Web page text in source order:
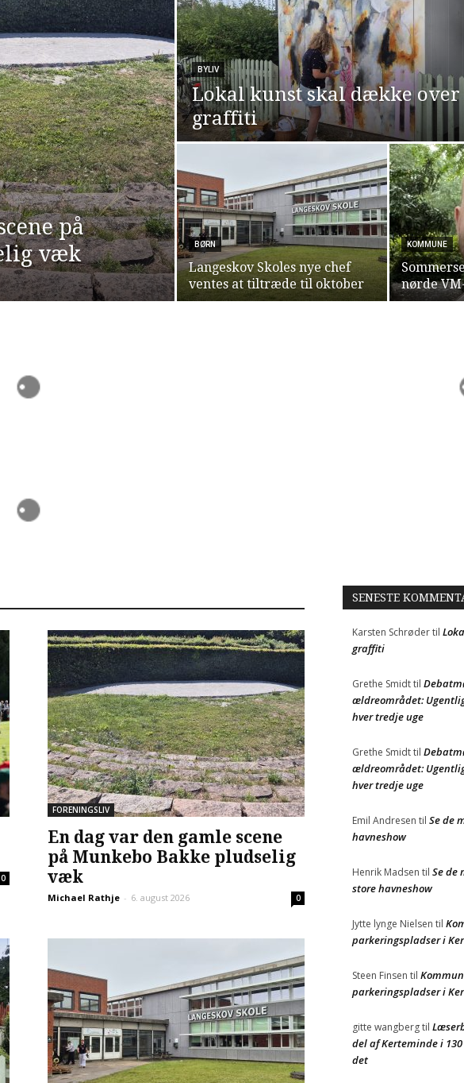
på
væk
BYLIV
Lokal kunst skal dække over
graffiti
BØRN
Langeskov Skoles nye chef
ventes at tiltræde til oktober
KOMMUNE
nørde
0
FORENINGSLIV
En dag var den gamle scene
på Munkebo Bakke pludselig
væk
Michael Rathje - 6. august 2026 0
SENESTE
Karsten Schrødertil
graffiti
Grethe Smidttil
ældreområdet:
hver tredje uge
Grethe Smidttil
ældreområdet:
hver tredje uge
Emil Andresen til Se de
havneshow
Henrik Madsen til Se de
store havneshow
Jytte lynge Nielsen til
parkeringspladser i
Steen Finsen til
parkeringspladser i
gitte wangbergtil
del af Kerteminde i
det